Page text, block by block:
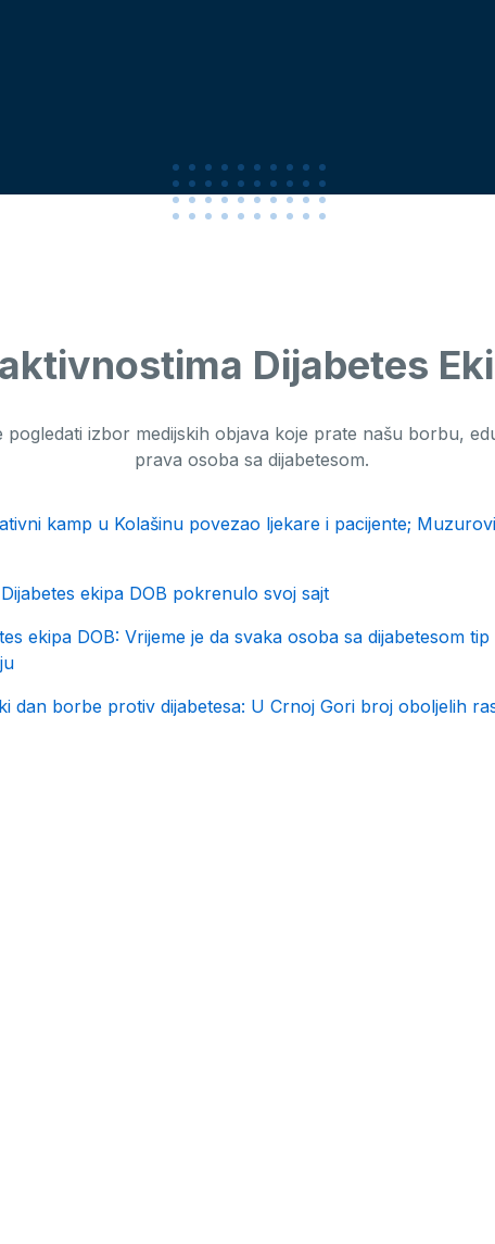
Dijabetes
pogledati izbor medijskih objava koje prate našu borbu,
prava osoba sa dijabetesom.
kamp u Kolašinu povezao ljekare i pacijente;
ekipa DOB pokrenulo svoj sajt
ekipa DOB: ​Vrijeme je da svaka osoba sa dijabetesom
dan borbe protiv dijabetesa: U Crnoj Gori broj oboljelih